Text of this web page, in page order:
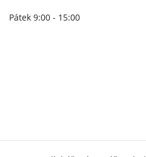
Pátek 9:00 - 15:00